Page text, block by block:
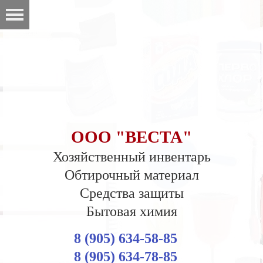
ООО "ВЕСТА"
Хозяйственный инвентарь
Обтирочный материал
Средства защиты
Бытовая химия
8 (905) 634-58-85
8 (905) 634-78-85